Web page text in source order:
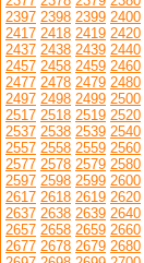
2397 2398 2399 2400
2417 2418 2419 2420
2437 2438 2439 2440
2457 2458 2459 2460
2477 2478 2479 2480
2497 2498 2499 2500
2517 2518 2519 2520
2537 2538 2539 2540
2557 2558 2559 2560
2577 2578 2579 2580
2597 2598 2599 2600
2617 2618 2619 2620
2637 2638 2639 2640
2657 2658 2659 2660
2677 2678 2679 2680